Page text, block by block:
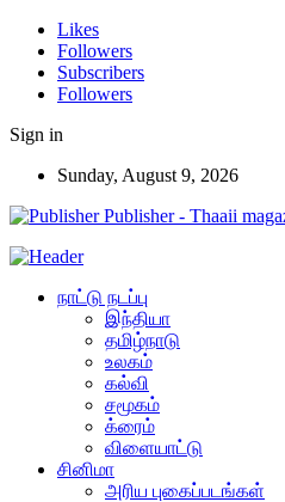
Likes
Followers
Subscribers
Followers
Sign in
Sunday, August 9, 2026
Publisher - Thaaii
நாட்டு நடப்பு
இந்தியா
தமிழ்நாடு
உலகம்
கல்வி
சமூகம்
க்ரைம்
விளையாட்டு
சினிமா
அரிய புகைப்படங்கள்